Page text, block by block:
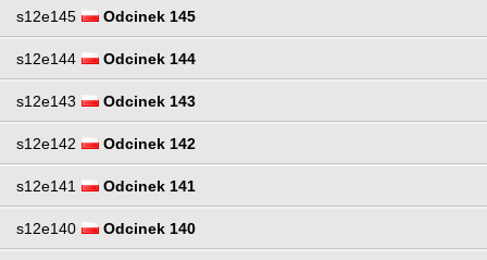
s12e145 Odcinek 145
s12e144 Odcinek 144
s12e143 Odcinek 143
s12e142 Odcinek 142
s12e141 Odcinek 141
s12e140 Odcinek 140